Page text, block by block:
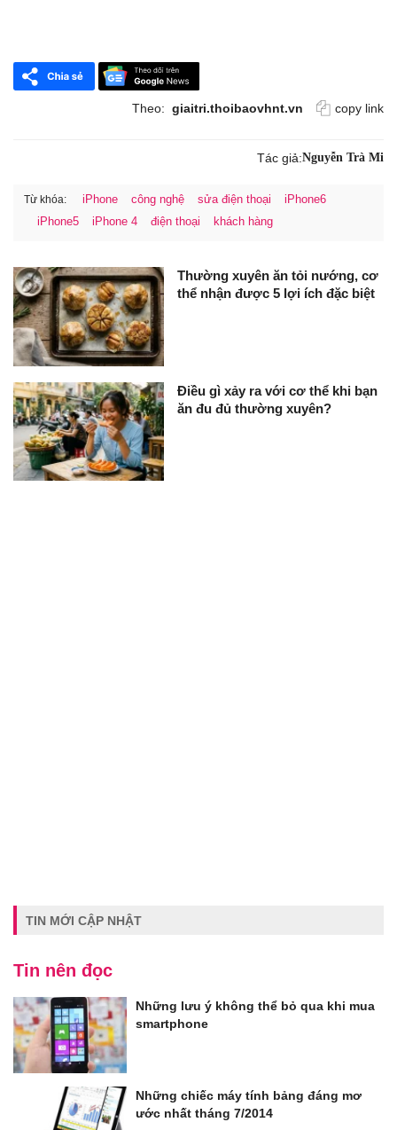
Theo: giaitri.thoibaovhnt.vn copy link
Tác giả:Nguyễn Trà Mi
Từ khóa: iPhone công nghệ sửa điện thoại
iPhone6
iPhone5
iPhone 4 điện thoại khách hàng
Thường xuyên ăn tỏi nướng, cơ
thể nhận được 5 lợi ích đặc biệt
Điều gì xảy ra với cơ thể khi bạn
ăn đu đủ thường xuyên?
TIN MỚI CẬP NHẬT
Tin nên đọc
Những lưu ý không thể bỏ qua khi mua
smartphone
Những chiếc máy tính bảng đáng mơ
ước nhất tháng 7/2014